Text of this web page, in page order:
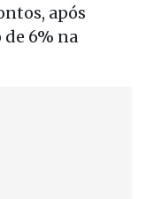
após
6% na